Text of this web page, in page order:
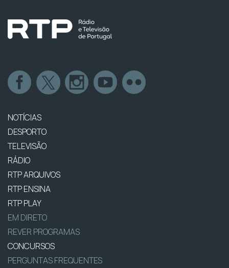
NOTÍCIAS
DESPORTO
TELEVISÃO
RÁDIO
RTP ARQUIVOS
RTP ENSINA
RTP PLAY
EM DIRETO
REVER PROGRAMAS
CONCURSOS
PERGUNTAS FREQUENTES